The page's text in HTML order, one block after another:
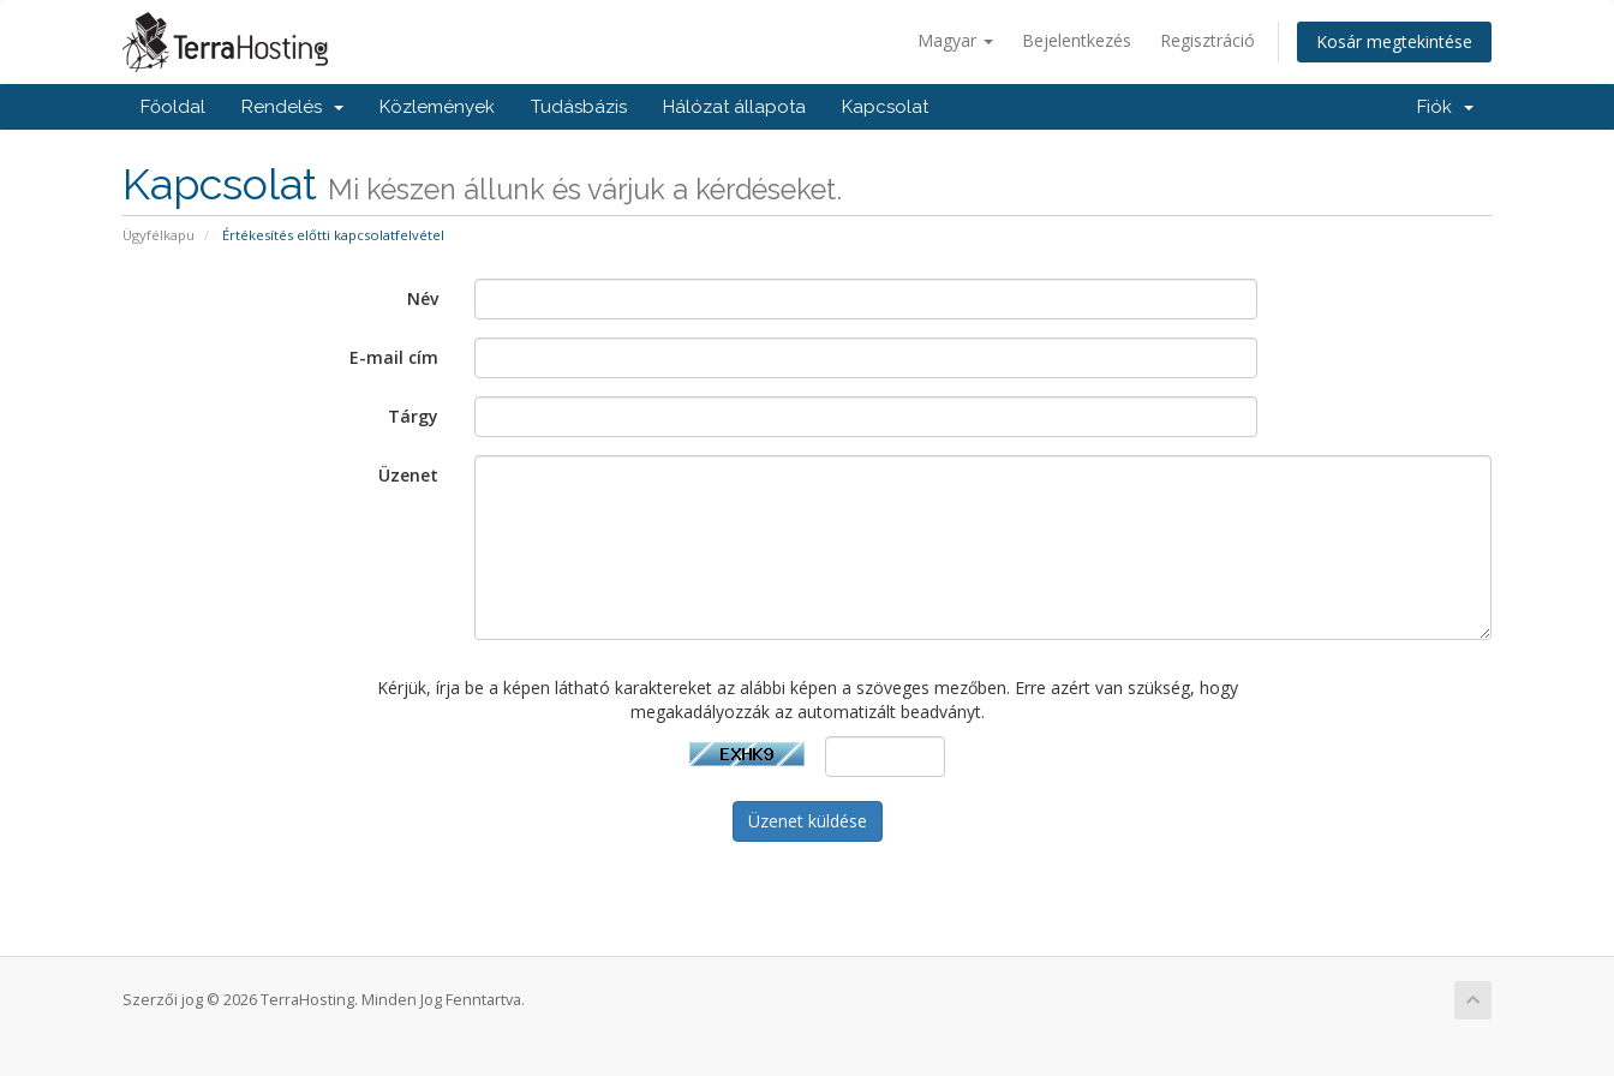
Magyar Bejelentkezés Regisztráció Kosár megtekintése
Főoldal Rendelés Közlemények Tudásbázis Hálózat állapota Kapcsolat Fiók
Kapcsolat Mi készen állunk és várjuk a kérdéseket.
Ügyfélkapu Értékesítés előtti kapcsolatfelvétel
Név
E-mail cím
Tárgy
Üzenet
Kérjük, írja be a képen látható karaktereket az alábbi képen a szöveges mezőben. Erre azért van szükség, hogy
megakadályozzák az automatizált beadványt.
Üzenet küldése
Szerzői jog © 2026 TerraHosting. Minden Jog Fenntartva.